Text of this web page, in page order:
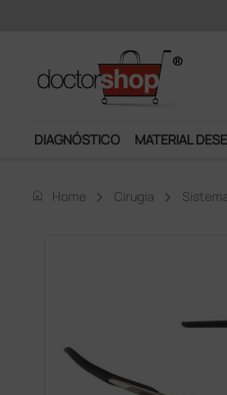
DIAGNÓSTICO MATERIAL
home Home Cirugía